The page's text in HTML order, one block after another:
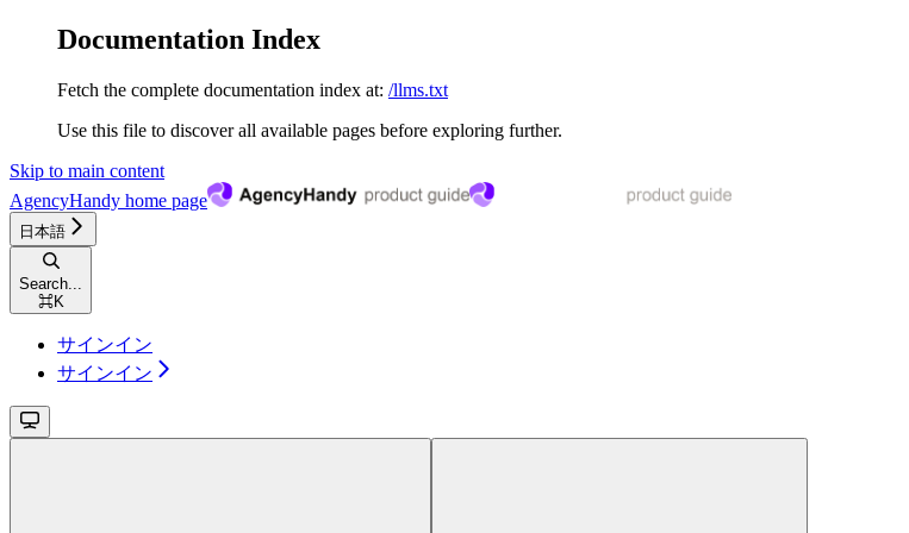
Documentation Index
Fetch the complete documentation index at: /llms.txt
Use this file to discover all available pages before exploring further.
Skip to main content
AgencyHandy home page
日本語
Search...
⌘K
サインイン
サインイン